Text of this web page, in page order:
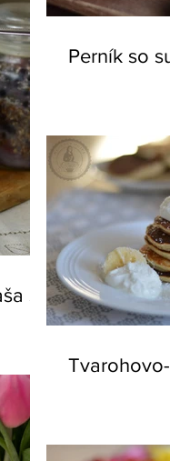
s
Perník so